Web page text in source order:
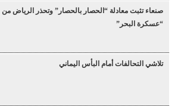
صنعاء تثبت معادلة “الحصار بالحصار” وتحذر الرياض من
“عسكرة البحر”
تلاشي التحالفات أمام البأس اليماني